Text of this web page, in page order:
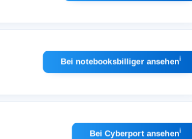
Bei notebooksbilliger ansehenℹ︎
Bei Cyberport ansehenℹ︎